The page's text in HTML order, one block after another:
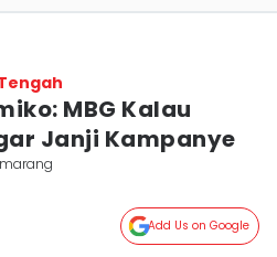
MBG Kalau
Janji Kampanye
Add Us on Google